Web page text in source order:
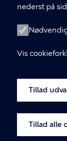
nederst på
Vis
Tillad
Tillad alle
Kontakt
Amager